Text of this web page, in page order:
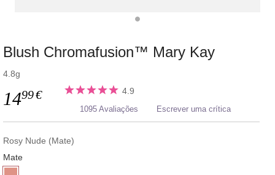
Blush Chromafusion™ Mary Kay
4.8g
1499€ 4.9
1095 Avaliações Escrever uma crítica
Rosy Nude (Mate)
Mate